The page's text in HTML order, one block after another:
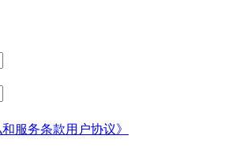
和服务条款用户协议》